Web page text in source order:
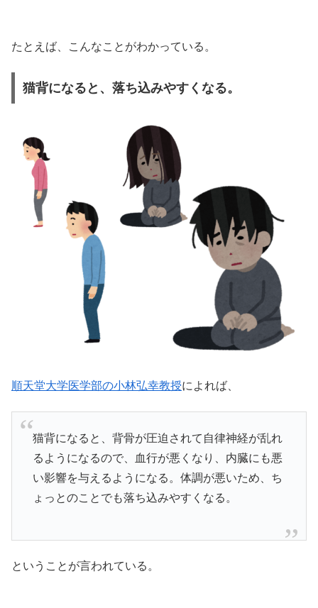
たとえば、こんなことがわかっている。
猫背になると、落ち込みやすくなる。
順天堂大学医学部の小林弘幸教授によれば、
猫背になると、背骨が圧迫されて自律神経が乱れ
るようになるので、血行が悪くなり、内臓にも悪
い影響を与えるようになる。体調が悪いため、ち
ょっとのことでも落ち込みやすくなる。
ということが言われている。